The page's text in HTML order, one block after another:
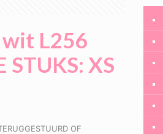
L256
STUKS: XS
OF